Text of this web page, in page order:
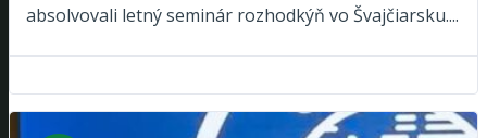
absolvovali letný seminár rozhodkýň vo Švajčiarsku....